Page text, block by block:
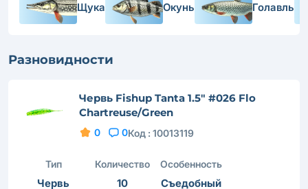
Щука Окунь Голавль
Разновидности
Червь Fishup Tanta 1.5" #026 Flo
Chartreuse/Green
0 0Код : 10013119
Тип
Червь
Количество
10
Особенность
Съедобный